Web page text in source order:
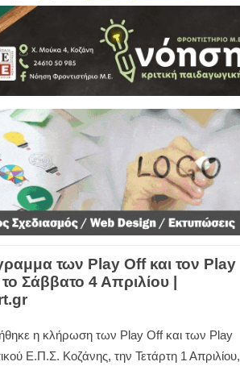
των Play Off και τον Play
Σάββατο 4 Απριλίου |
η κλήρωση των Play Offκαι των Play
Ε.Π.Σ. Κοζάνης, την Τετάρτη 1 Απριλίου,